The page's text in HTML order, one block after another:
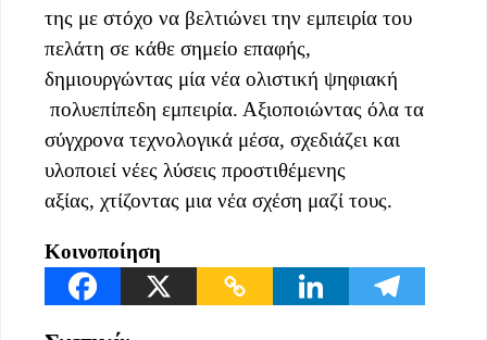
της με στόχο να βελτιώνει την εμπειρία του
πελάτη σε κάθε σημείο επαφής,
δημιουργώντας μία νέα ολιστική ψηφιακή
πολυεπίπεδη εμπειρία. Αξιοποιώντας όλα τα
σύγχρονα τεχνολογικά μέσα, σχεδιάζει και
υλοποιεί νέες λύσεις προστιθέμενης
αξίας, χτίζοντας μια νέα σχέση μαζί τους.
Κοινοποίηση